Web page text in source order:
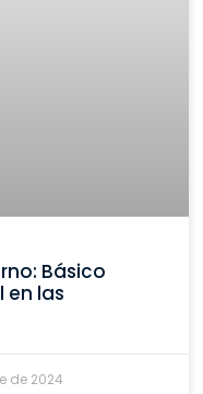
Básico
en las
de 2024